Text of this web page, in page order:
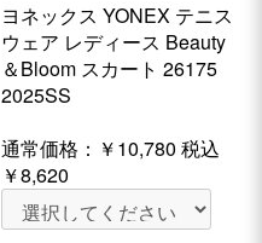
ヨネックス YONEX テニス
ウェア レディース Beauty
＆Bloom スカート 26175
2025SS
通常価格： ￥10,780 税込
￥8,620